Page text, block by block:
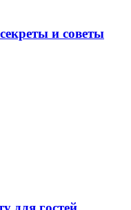
и советы